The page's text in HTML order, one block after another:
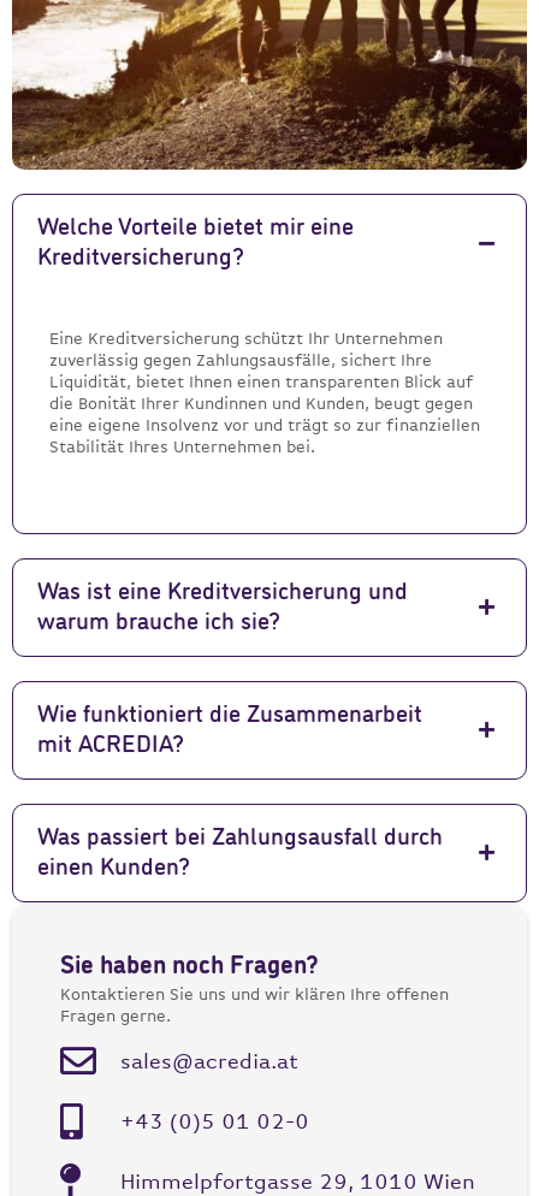
Welche Vorteile bietet mir eine
Kreditversicherung?
Eine Kreditversicherung schützt Ihr Unternehmen
zuverlässig gegen Zahlungsausfälle, sichert Ihre
Liquidität, bietet Ihnen einen transparenten Blick auf
die Bonität Ihrer Kundinnen und Kunden, beugt gegen
eine eigene Insolvenz vor und trägt so zur finanziellen
Stabilität Ihres Unternehmen bei.
Was ist eine Kreditversicherung und
warum brauche ich sie?
Wie funktioniert die Zusammenarbeit
mit ACREDIA?
Was passiert bei Zahlungsausfall durch
einen Kunden?
Sie haben noch Fragen?
Kontaktieren Sie uns und wir klären Ihre offenen
Fragen gerne.
sales@acredia.at
+43 (0)5 01 02-0
Himmelpfortgasse 29, 1010 Wien